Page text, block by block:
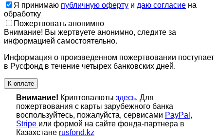
Я принимаю публичную оферту и даю согласие на
обработку
Пожертвовать анонимно
Внимание! Вы жертвуете анонимно, следите за
информацией самостоятельно.
Информация о произведенном пожертвовании поступает
в Русфонд в течение четырех банковских дней.
К оплате
Внимание! Криптовалюты здесь. Для
пожертвования с карты зарубежного банка
воспользуйтесь, пожалуйста, сервисами PayPal ,
Stripe или формой на сайте фонда-партнера в
Казахстане rusfond.kz